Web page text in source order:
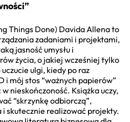
Things Done) Davida Allena to
zadaniami i projektami,
jasność umysłu i
życia, o jakiej wcześniej tylko
ulgi, kiedy po raz
i mój stos “ważnych papierów”
nieskończoność. Książka uczy,
“skrzynkę odbiorczą”,
skutecznie realizować projekty.